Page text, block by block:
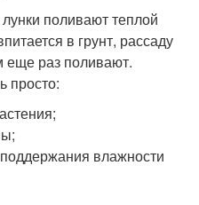
поливают теплой
в грунт, рассаду
еще раз поливают.
просто:
влажности